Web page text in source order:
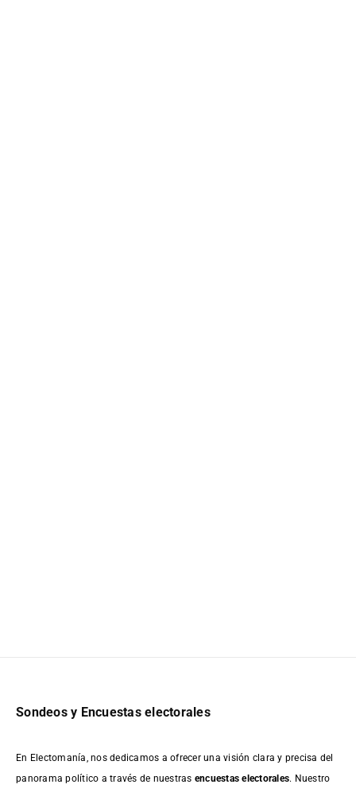
Sondeos y Encuestas electorales
En Electomanía, nos dedicamos a ofrecer una visión clara y precisa del
panorama político a través de nuestras encuestas electorales. Nuestro